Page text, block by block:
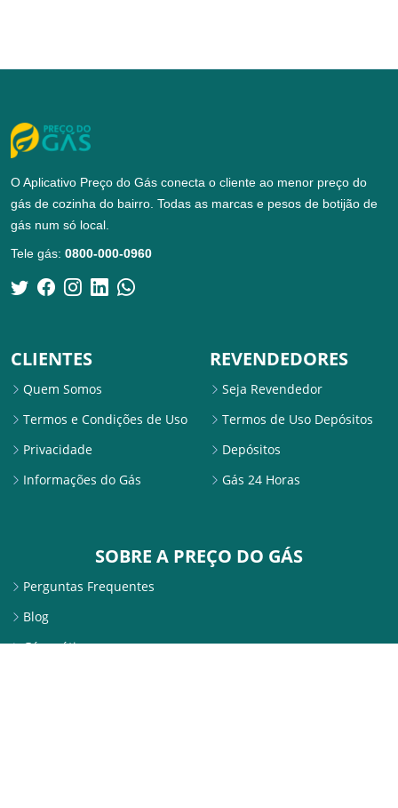
O Aplicativo Preço do Gás conecta o cliente ao menor preço do
gás de cozinha do bairro. Todas as marcas e pesos de botijão de
gás num só local.
Tele gás: 0800-000-0960
CLIENTES
Quem Somos
Termos e Condições de Uso
Privacidade
Informações do Gás
REVENDEDORES
Seja Revendedor
Termos de Uso Depósitos
Depósitos
Gás 24 Horas
SOBRE A PREÇO DO GÁS
Perguntas Frequentes
Blog
Gás grátis